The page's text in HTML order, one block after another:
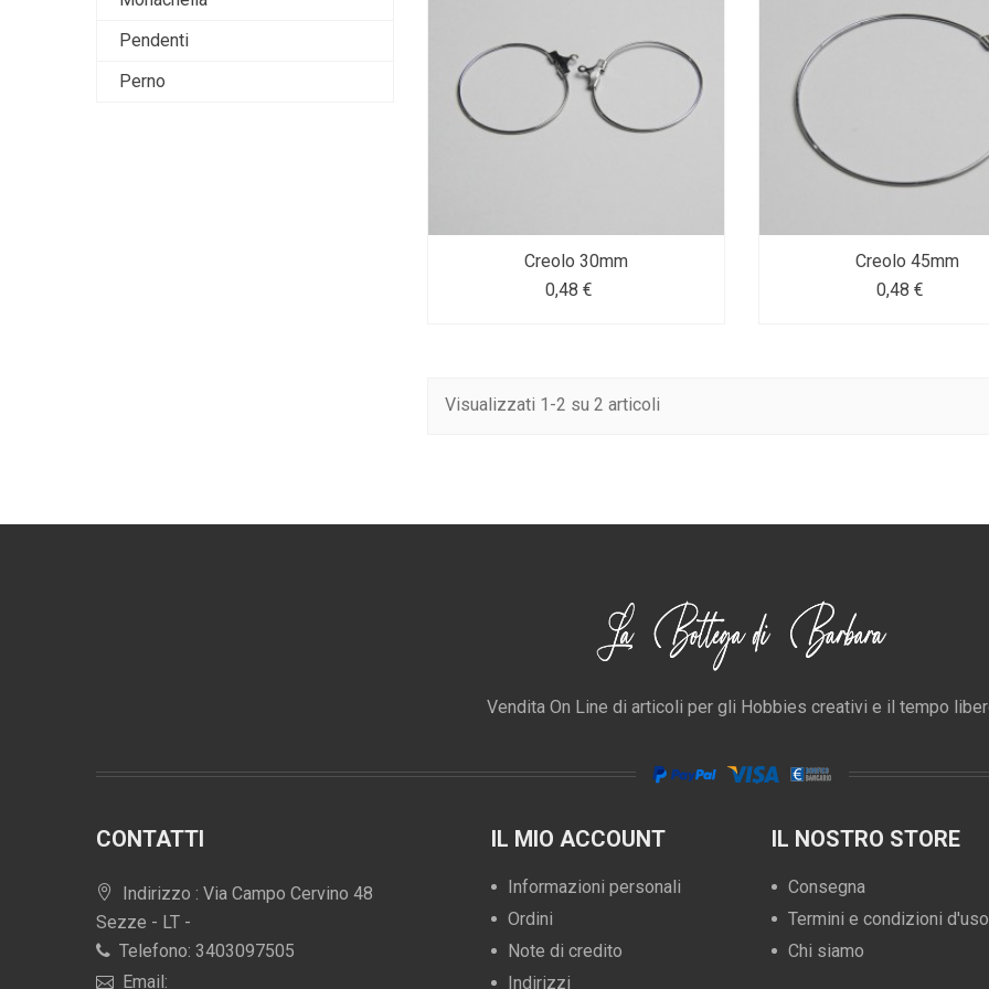
Pendenti
Perno
Creolo 30mm
0,48 €
Creolo 45mm
0,48 €
Visualizzati 1-2 su 2 articoli
Vendita On Line di articoli per gli Hobbies creativi e il tempo
CONTATTI
Indirizzo : Via Campo Cervino 48
Sezze - LT -
Telefono: 3403097505
Email:
IL MIO ACCOUNT
Informazioni personali
Ordini
Note di credito
Indirizzi
IL NOSTRO STORE
Consegna
Termini e condizioni d'uso
Chi siamo